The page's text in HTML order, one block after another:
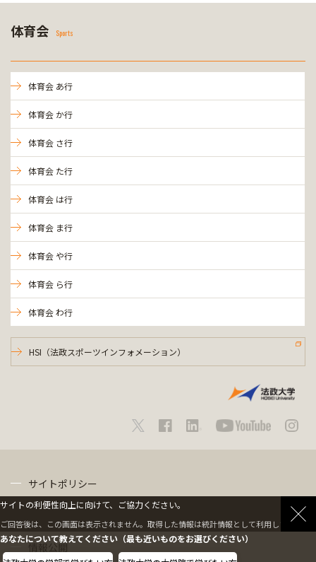
体育会 Sports
体育会 あ行
体育会 か行
体育会 さ行
体育会 た行
体育会 は行
体育会 ま行
体育会 や行
体育会 ら行
体育会 わ行
HSI（法政スポーツインフォメーション）
サイトポリシー
情報公開
サイトの利便性向上に向けて、ご協力ください。
ご回答後は、この画面は表示されません。取得した情報は統計情報として利用します。
あなたについて教えてください（最も近いものをお選びください）